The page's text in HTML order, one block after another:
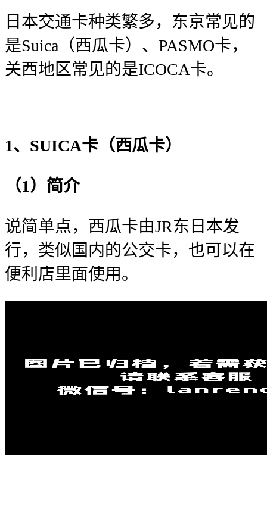
日本交通卡种类繁多，东京常见的
是Suica（西瓜卡）、PASMO卡，
关西地区常见的是ICOCA卡。
1、SUICA卡（西瓜卡）
（1）简介
说简单点，西瓜卡由JR东日本发
行，类似国内的公交卡，也可以在
便利店里面使用。